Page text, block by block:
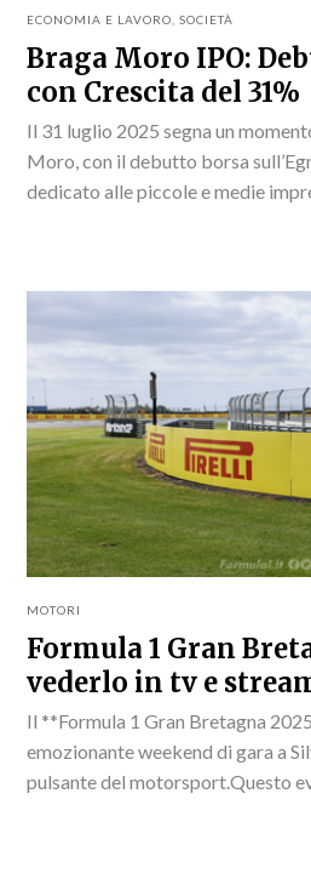
ECONOMIA E LAVORO ,SOCIETÀ
Braga Moro IPO:
con Crescita del 31%
Il 31 luglio 2025 segna un
Moro, con il debutto borsa
dedicato alle piccole e medie
MOTORI
Formula 1 Gran
vederlo in tv e
Il **Formula 1 Gran Bretagna
emozionante weekend di gara a
pulsante del motorsport.Questo